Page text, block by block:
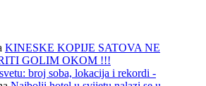
KINESKE KOPIJE SATOVA NE
GOLIM OKOM !!!
broj soba, lokacija i rekordi -